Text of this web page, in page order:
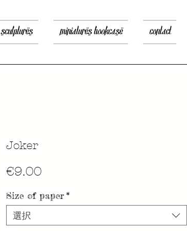
sculptures miniatures bookcase contact
Joker
€9.00
Size of paper*
選択